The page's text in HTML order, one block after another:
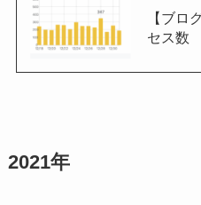
【ブロ
セス数
2021年